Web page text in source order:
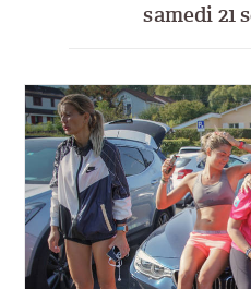
samedi 21